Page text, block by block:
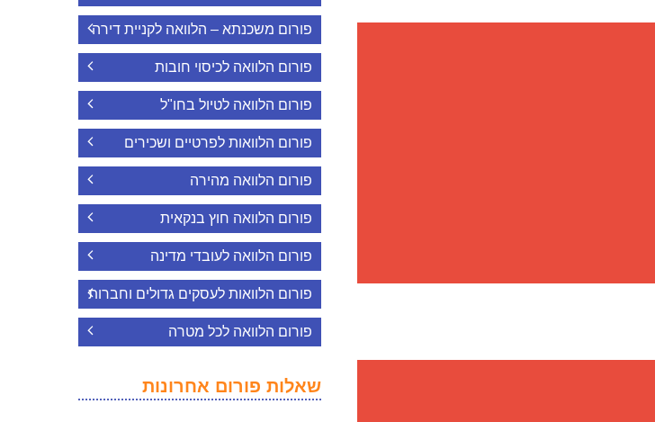
פורום משכנתא – הלוואה לקניית דירה
פורום הלוואה לכיסוי חובות
פורום הלוואה לטיול בחו"ל
פורום הלוואות לפרטיים ושכירים
פורום הלוואה מהירה
פורום הלוואה חוץ בנקאית
פורום הלוואה לעובדי מדינה
פורום הלוואות לעסקים גדולים וחברות
פורום הלוואה לכל מטרה
שאלות פורום אחרונות